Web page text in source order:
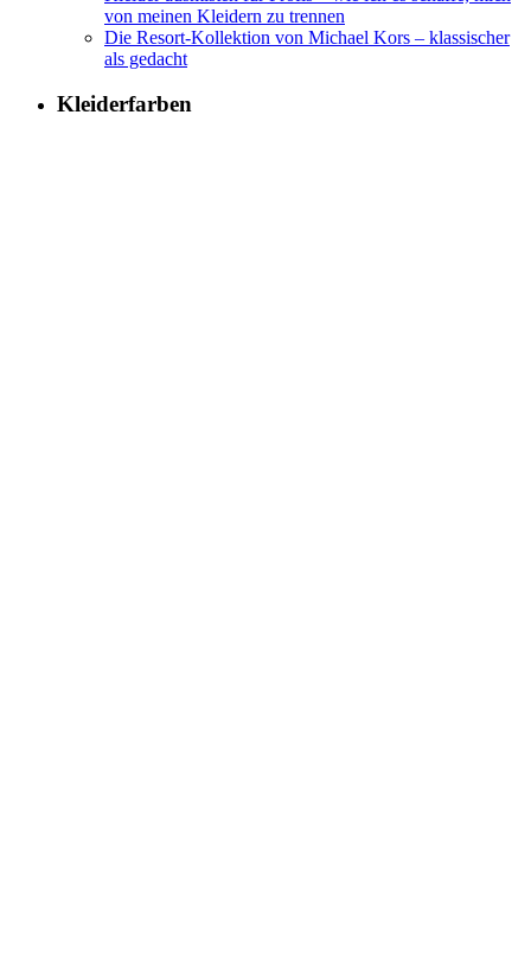
von meinen Kleidern zu trennen
Die Resort-Kollektion von Michael Kors – klassischer
als gedacht
Kleiderfarben